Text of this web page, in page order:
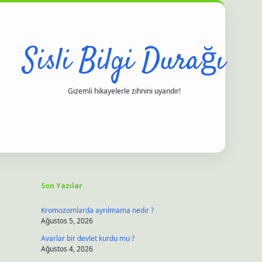
Sisli Bilgi Durağı
Gizemli hikayelerle zihnini uyandır!
Son Yazılar
Kromozomlarda ayrılmama nedir ?
Ağustos 5, 2026
Avarlar bir devlet kurdu mu ?
Ağustos 4, 2026